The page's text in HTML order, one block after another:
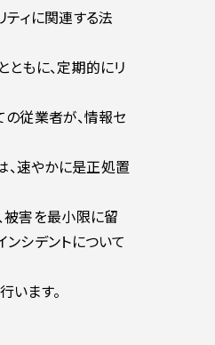
ティに関連する法
もに、定期的にリ
の従業者が、情報セ
速やかに是正処置
被害を最小限に留
シデントについて
います。